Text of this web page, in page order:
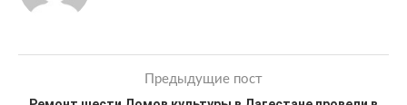
Предыдущие пост